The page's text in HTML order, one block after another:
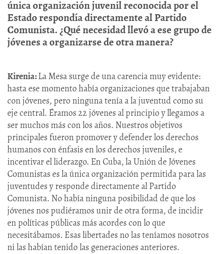
única organización juvenil reconocida por el
Estado respondía directamente al Partido
Comunista. ¿Qué necesidad llevó a ese grupo de
jóvenes a organizarse de otra manera?
Kirenia:La Mesa surge de una carencia muy evidente:
hasta ese momento había organizaciones que trabajaban
con jóvenes, pero ninguna tenía a la juventud como su
eje central. Éramos 22 jóvenes al principio y llegamos a
ser muchos más con los años. Nuestros objetivos
principales fueron promover y defender los derechos
humanos con énfasis en los derechos juveniles, e
incentivar el liderazgo. En Cuba, la Unión de Jóvenes
Comunistas es la única organización permitida para las
juventudes y responde directamente al Partido
Comunista. No había ninguna posibilidad de que los
jóvenes nos pudiéramos unir de otra forma, de incidir
en políticas públicas más acordes con lo que
necesitábamos. Esas libertades no las teníamos nosotros
ni las habían tenido las generaciones anteriores.